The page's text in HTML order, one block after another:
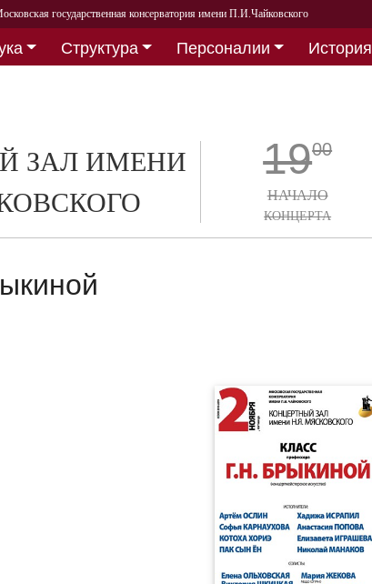
государственная консерватория имени П.И.Чайковского
Структура Персоналии История
ЗАЛ ИМЕНИ
1900
НАЧАЛО
КОНЦЕРТА